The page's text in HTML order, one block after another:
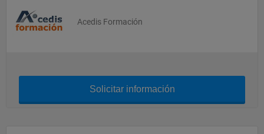
Acedis Formación
Solicitar información